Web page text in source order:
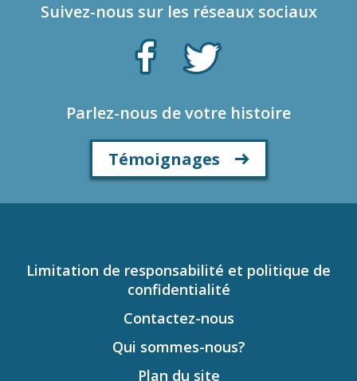
Suivez-nous sur les réseaux sociaux
Parlez-nous de votre histoire
Témoignages
Limitation de responsabilité et politique de
confidentialité
Contactez-nous
Qui sommes-nous?
Plan du site